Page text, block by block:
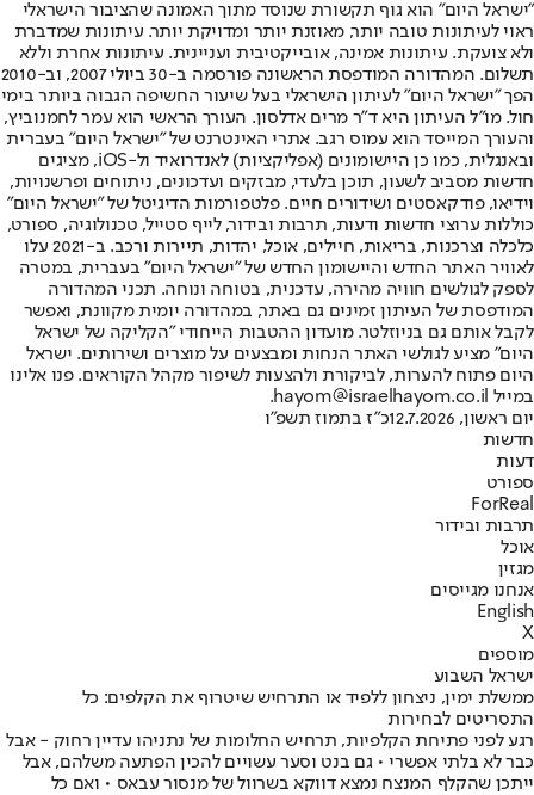
"ישראל היום" הוא גוף תקשורת שנוסד מתוך האמונה שהציבור הישראלי
ראוי לעיתונות טובה יותר, מאוזנת יותר ומדויקת יותר. עיתונות שמדברת
ולא צועקת. עיתונות אמינה, אובייקטיבית ועניינית. עיתונות אחרת וללא
תשלום. המהדורה המודפסת הראשונה פורסמה ב-30 ביולי 2007, וב-2010
הפך "ישראל היום" לעיתון הישראלי בעל שיעור החשיפה הגבוה ביותר בימי
חול. מו"ל העיתון היא ד"ר מרים אדלסון. העורך הראשי הוא עמר לחמנוביץ,
והעורך המייסד הוא עמוס רגב. אתרי האינטרנט של "ישראל היום" בעברית
ובאנגלית, כמו כן היישומונים (אפליקציות) לאנדרואיד ול-iOS, מציגים
חדשות מסביב לשעון, תוכן בלעדי, מבזקים ועדכונים, ניתוחים ופרשנויות,
וידיאו, פודקאסטים ושידורים חיים. פלטפורמות הדיגיטל של "ישראל היום"
כוללות ערוצי חדשות ודעות, תרבות ובידור, לייף סטייל, טכנולוגיה, ספורט,
כלכלה וצרכנות, בריאות, חיילים, אוכל, יהדות, תיירות ורכב. ב-2021 עלו
לאוויר האתר החדש והיישומון החדש של "ישראל היום" בעברית, במטרה
לספק לגולשים חוויה מהירה, עדכנית, בטוחה ונוחה. תכני המהדורה
המודפסת של העיתון זמינים גם באתר, במהדורה יומית מקוונת, ואפשר
לקבל אותם גם בניוזלטר. מועדון ההטבות הייחודי "הקליקה של ישראל
היום" מציע לגולשי האתר הנחות ומבצעים על מוצרים ושירותים. ישראל
היום פתוח להערות, לביקורת ולהצעות לשיפור מקהל הקוראים. פנו אלינו
במייל hayom@israelhayom.co.il.
יום ראשון, 12.7.2026
כ"ז בתמוז תשפ"ו
חדשות
דעות
ספורט
ForReal
תרבות ובידור
אוכל
מגזין
אנחנו מגייסים
English
X
מוספים
ישראל השבוע
ממשלת ימין, ניצחון ללפיד או התרחיש שיטרוף את הקלפים: כל
התסריטים לבחירות
רגע לפני פתיחת הקלפיות, תרחיש החלומות של נתניהו עדיין רחוק - אבל
כבר לא בלתי אפשרי • גם בנט וסער עשויים להכין הפתעה משלהם, אבל
ייתכן שהקלף המנצח נמצא דווקא בשרוול של מנסור עבאס • ואם כל